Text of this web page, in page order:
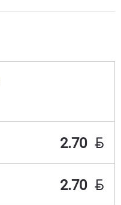
2.70 BYN
2.70 BYN